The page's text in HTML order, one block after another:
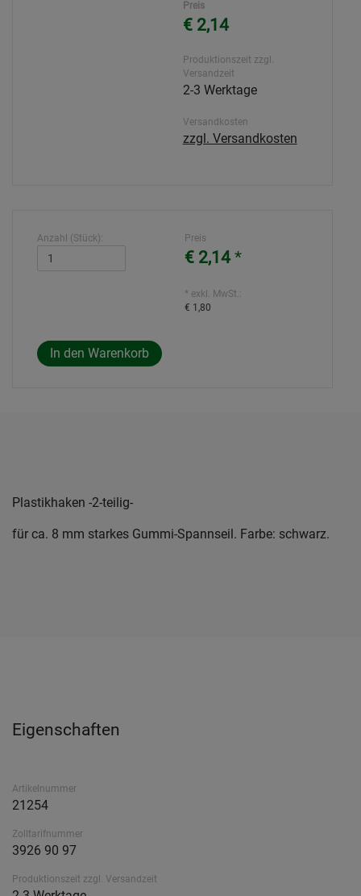
Preis
€ 2,14
Produktionszeit zzgl.
Versandzeit
2-3 Werktage
Versandkosten
zzgl. Versandkosten
Anzahl (Stück): Preis
€ 2,14*
* exkl. MwSt.:
€ 1,80
Plastikhaken -2-teilig-
für ca. 8 mm starkes Gummi-Spannseil. Farbe: schwarz.
Eigenschaften
Artikelnummer
21254
Zolltarifnummer
3926 90 97
Produktionszeit zzgl. Versandzeit